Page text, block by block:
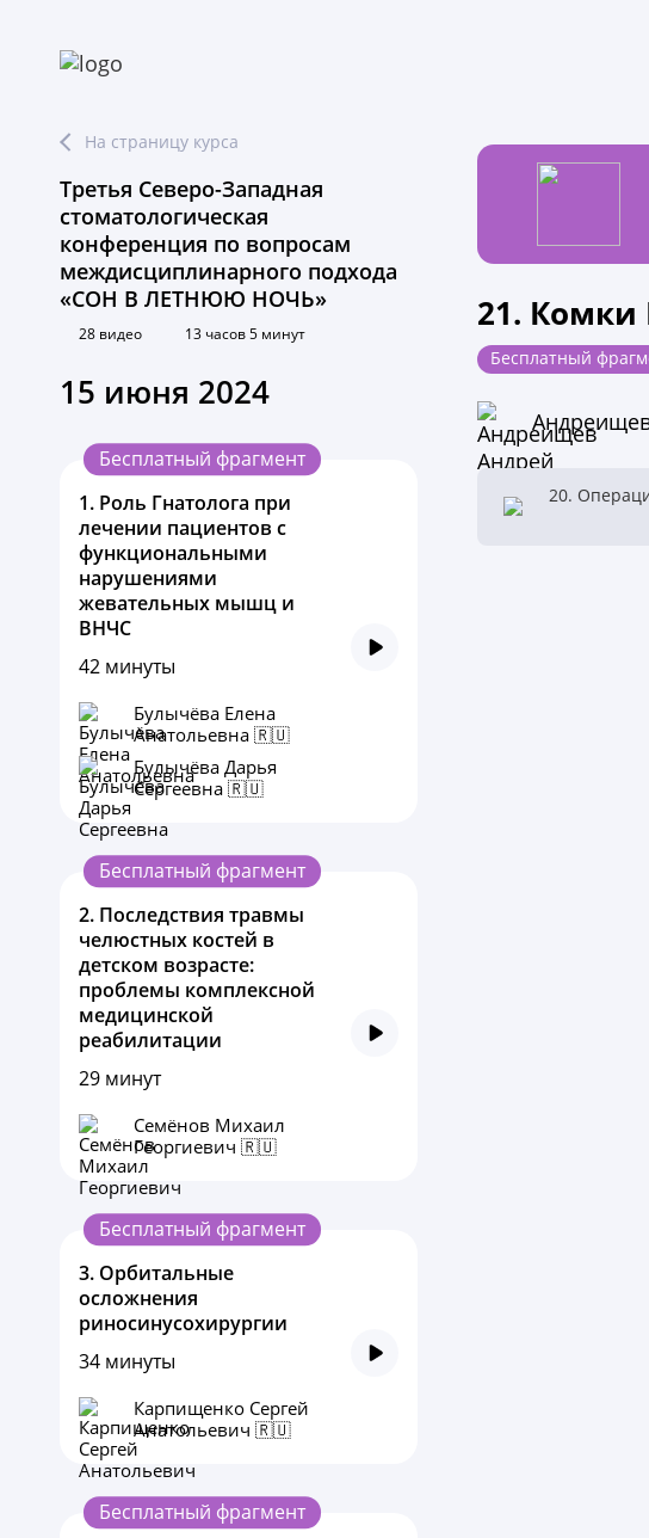
На страницу курса
Третья Северо-Западная
стоматологическая
конференция по вопросам
междисциплинарного подхода
«СОН В ЛЕТНЮЮ НОЧЬ»
28 видео 13 часов 5 минут
15 июня 2024
Бесплатный фрагмент
1. Роль Гнатолога при
лечении пациентов с
функциональными
нарушениями
жевательных мышц и
ВНЧС
42 минуты
Булычёва Елена
Анатольевна 🇷🇺
Булычёва Дарья
Сергеевна 🇷🇺
Бесплатный фрагмент
2. Последствия травмы
челюстных костей в
детском возрасте:
проблемы комплексной
медицинской
реабилитации
29 минут
Семёнов Михаил
Георгиевич 🇷🇺
Бесплатный фрагмент
3. Орбитальные
осложнения
риносинусохирургии
34 минуты
Карпищенко Сергей
Анатольевич 🇷🇺
Бесплатный фрагмент
21.
Бесплатный
20.